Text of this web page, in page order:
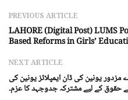
PREVIOUS ARTICLE
LAHORE (Digital Post) LUMS
Based Reforms in Girls’
NEXT ARTICLE
یونین کی ڈان ایمپلائز یونین کی
حقوق کے لیے مشترکہ جدوجہد کا عزم۔